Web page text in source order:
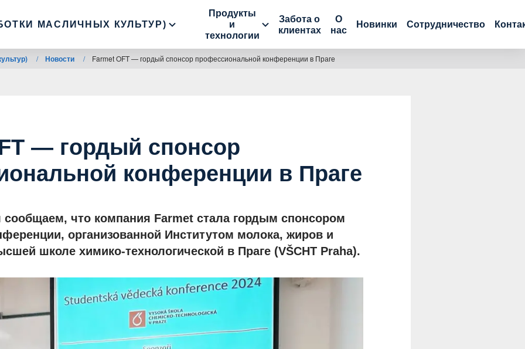
МАСЛИЧНЫХ КУЛЬТУР)
Продукты
и
технологии
Забота о
клиентах
О
нас
Новинки Сотрудничество
/ Новости / Farmet OFT — гордый спонсор профессиональной конференции в Праге
— гордый спонсор
конференции в Праге
сообщаем, что компания Farmet стала гордым спонсором
организованной Институтом молока, жиров и
школе химико-технологической в Праге (VŠCHT Praha).